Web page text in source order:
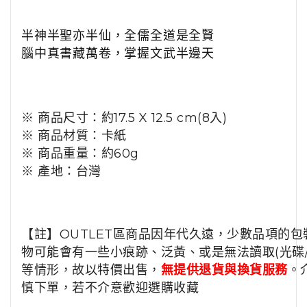
半神半聖亦半仙，全儒全道是全賢
腦中真書藏萬卷，掌握文武半邊天
※ 商品尺寸：約17.5 X 12.5 cm(8入)
※ 商品材質：卡紙
※ 商品重量：約60g
※ 產地：台灣
【註】OUTLET區商品因年代久遠，少數品項的
物可能會有一些小痕跡、泛黃、或是無法讀取(光
等情形，故以特價出售， 無提供退貨與換貨服務。
慎下單，若不介意歡迎選購收藏